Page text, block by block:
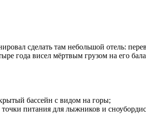
сделать там небольшой отель:
года висел мёртвым грузом на его
бассейн с видом на горы;
питания для лыжников и